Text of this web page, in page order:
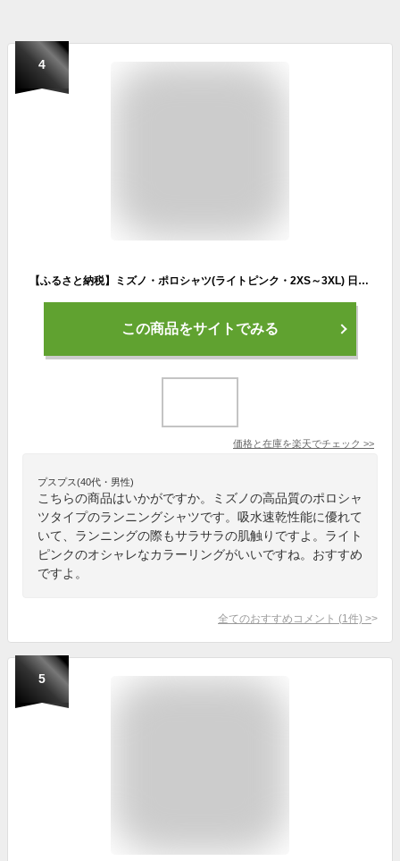
4
【ふるさと納税】ミズノ・ポロシャツ(ライトピンク・2XS～3XL) 日本製 国産 スポーツ 運動 トレーニング ゴルフ ウエア ウェア 吸汗速乾 ポロシャツ ランニング デオドラントテープ【ミズノ】
この商品をサイトでみる
価格と在庫を楽天でチェック >>
プスプス(40代・男性)
こちらの商品はいかがですか。ミズノの高品質のポロシャ
ツタイプのランニングシャツです。吸水速乾性能に優れて
いて、ランニングの際もサラサラの肌触りですよ。ライト
ピンクのオシャレなカラーリングがいいですね。おすすめ
ですよ。
全てのおすすめコメント (1 件) >
5